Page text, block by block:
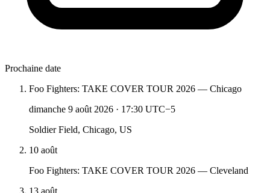
Prochaine date
Foo Fighters: TAKE COVER TOUR 2026 — Chicago
dimanche 9 août 2026 · 17:30 UTC−5
Soldier Field, Chicago, US
10 août
Foo Fighters: TAKE COVER TOUR 2026 — Cleveland
13 août